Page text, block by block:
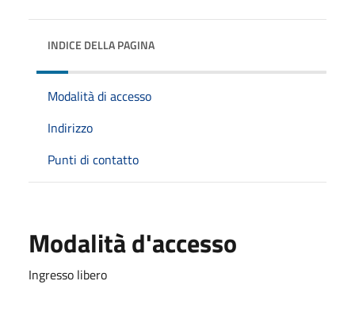
INDICE DELLA PAGINA
Modalità di accesso
Indirizzo
Punti di contatto
Modalità d'accesso
Ingresso libero